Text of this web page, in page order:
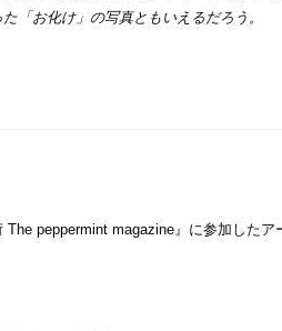
「お化け」の写真ともいえるだろう。
peppermint magazine』に参加した